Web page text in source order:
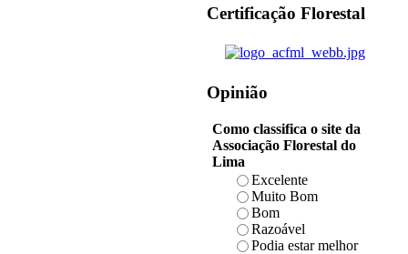
Certificação Florestal
Opinião
Como classifica o site da
Associação Florestal do
Lima
Excelente
Muito Bom
Bom
Razoável
Podia estar melhor